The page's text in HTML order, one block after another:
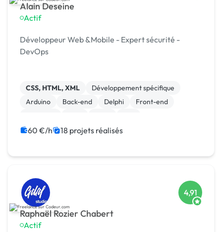
Alain Deseine
Actif
Développeur Web &Mobile - Expert sécurité -
DevOps
CSS, HTML, XML
Développement spécifique
Arduino
Back-end Delphi
Front-end
60 €/h 18 projets réalisés
Raphaël Rozier Chabert
Actif
4,91